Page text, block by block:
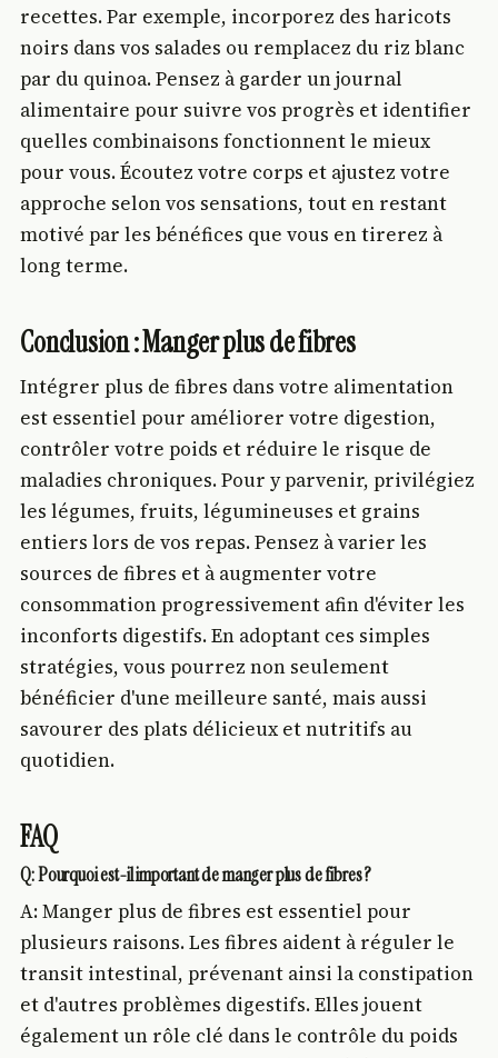
recettes. Par exemple, incorporez des haricots
noirs dans vos salades ou remplacez du riz blanc
par du quinoa. Pensez à garder un journal
alimentaire pour suivre vos progrès et identifier
quelles combinaisons fonctionnent le mieux
pour vous. Écoutez votre corps et ajustez votre
approche selon vos sensations, tout en restant
motivé par les bénéfices que vous en tirerez à
long terme.
Conclusion : Manger plus de fibres
Intégrer plus de fibres dans votre alimentation
est essentiel pour améliorer votre digestion,
contrôler votre poids et réduire le risque de
maladies chroniques. Pour y parvenir, privilégiez
les légumes, fruits, légumineuses et grains
entiers lors de vos repas. Pensez à varier les
sources de fibres et à augmenter votre
consommation progressivement afin d'éviter les
inconforts digestifs. En adoptant ces simples
stratégies, vous pourrez non seulement
bénéficier d'une meilleure santé, mais aussi
savourer des plats délicieux et nutritifs au
quotidien.
FAQ
Q: Pourquoi est-il important de manger plus de fibres ?
A: Manger plus de fibres est essentiel pour
plusieurs raisons. Les fibres aident à réguler le
transit intestinal, prévenant ainsi la constipation
et d'autres problèmes digestifs. Elles jouent
également un rôle clé dans le contrôle du poids